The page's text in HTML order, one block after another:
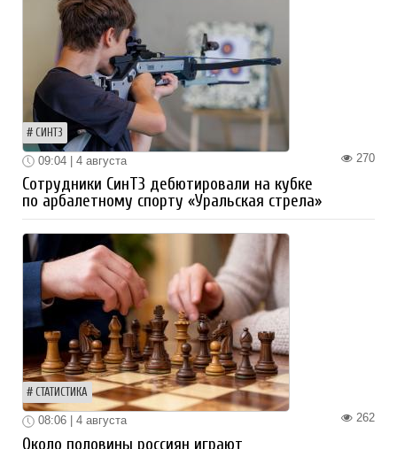
СИНТЗ
270
09:04 | 4 августа
Сотрудники СинТЗ дебютировали на кубке
по арбалетному спорту «Уральская стрела»
СТАТИСТИКА
262
08:06 | 4 августа
Около половины россиян играют